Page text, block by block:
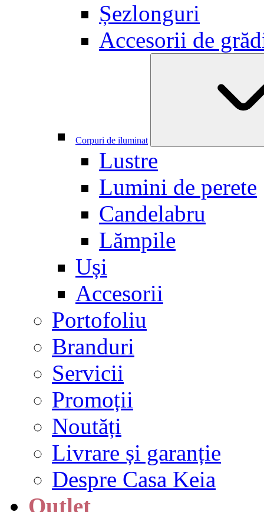
Șezlonguri
Accesorii de
Corpuri de iluminat
Lustre
Lumini de perete
Candelabru
Lămpile
Uși
Accesorii
Portofoliu
Branduri
Servicii
Promoții
Noutăți
Livrare și garanție
Despre Casa Keia
Outlet